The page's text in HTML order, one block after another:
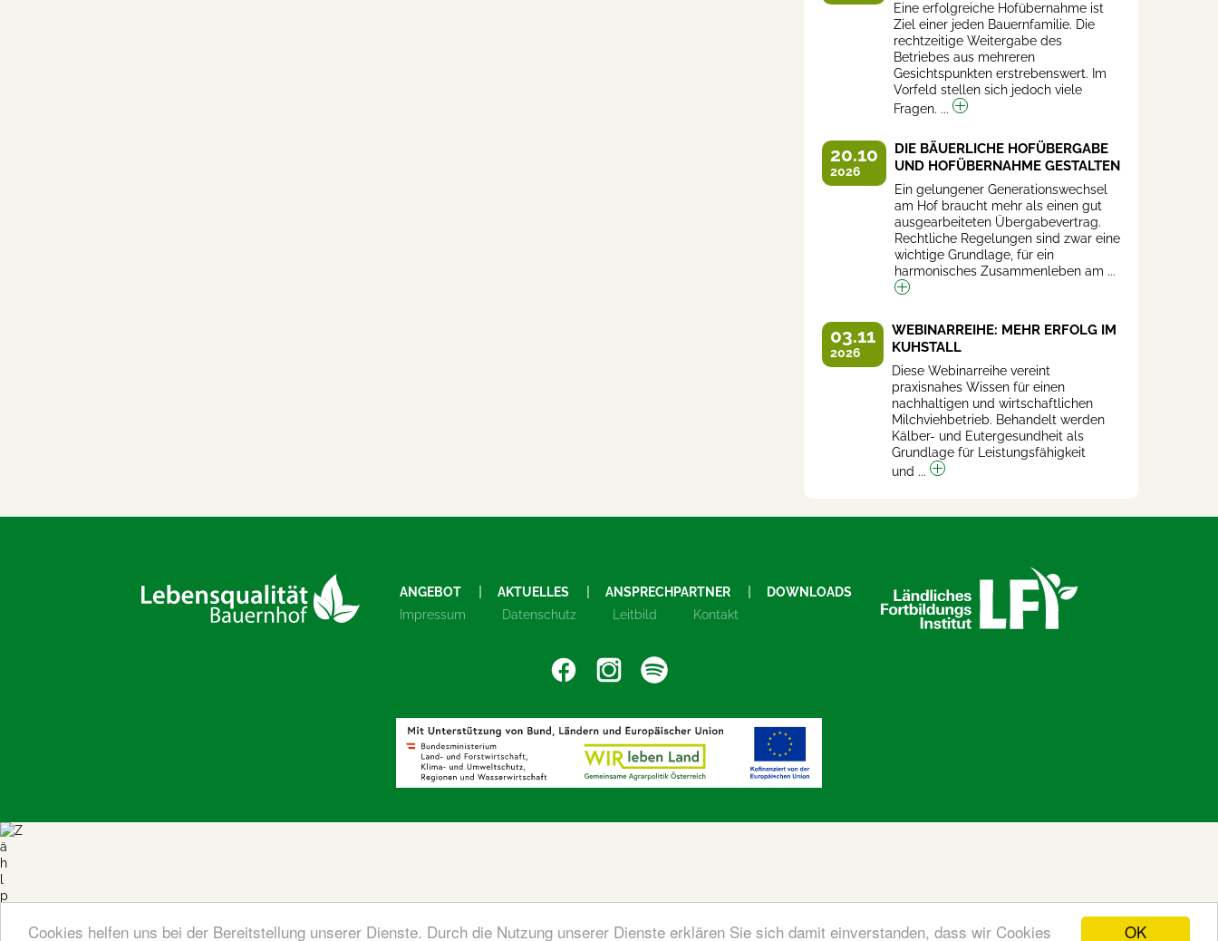
OK
Cookies helfen uns bei der Bereitstellung unserer Dienste. Durch die Nutzung unserer Dienste erklären Sie sich damit einverstanden, dass wir Cookies
Eine erfolgreiche Hofübernahme ist
Ziel einer jeden Bauernfamilie. Die
rechtzeitige Weitergabe des
Betriebes aus mehreren
Gesichtspunkten erstrebenswert. Im
Vorfeld stellen sich jedoch viele
Fragen. ...
20.10
2026
DIE BÄUERLICHE HOFÜBERGABE
UND HOFÜBERNAHME GESTALTEN
Ein gelungener Generationswechsel
am Hof braucht mehr als einen gut
ausgearbeiteten Übergabevertrag.
Rechtliche Regelungen sind zwar eine
wichtige Grundlage, für ein
harmonisches Zusammenleben am ...
03.11
2026
WEBINARREIHE: MEHR ERFOLG IM
KUHSTALL
Diese Webinarreihe vereint
praxisnahes Wissen für einen
nachhaltigen und wirtschaftlichen
Milchviehbetrieb. Behandelt werden
Kälber- und Eutergesundheit als
Grundlage für Leistungsfähigkeit
und ...
ANGEBOT AKTUELLES ANSPRECHPARTNER
DOWNLOADS
Impressum
Datenschutz Leitbild Kontakt